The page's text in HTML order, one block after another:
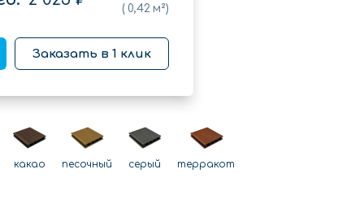
( 0,42 м²)
Заказать в 1 клик
какао песочный серый терракот